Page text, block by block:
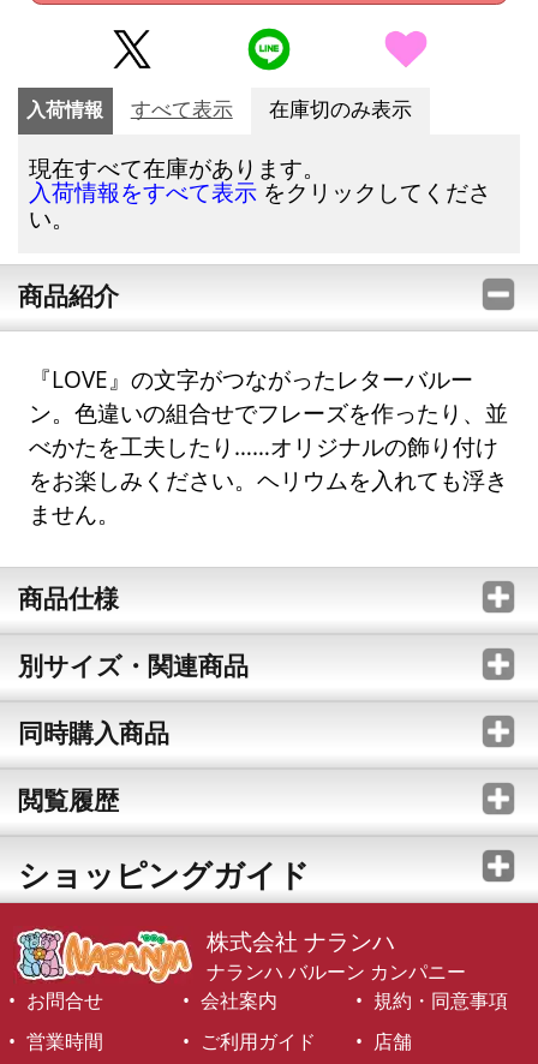
入荷情報 すべて表示 在庫切のみ表示
現在すべて在庫があります。
入荷情報をすべて表示 をクリックしてくださ
い。
商品紹介
『LOVE』の文字がつながったレターバルー
ン。色違いの組合せでフレーズを作ったり、並
べかたを工夫したり……オリジナルの飾り付け
をお楽しみください。ヘリウムを入れても浮き
ません。
商品仕様
別サイズ・関連商品
同時購入商品
閲覧履歴
ショッピングガイド
株式会社 ナランハ
ナランハ バルーン カンパニー
お問合せ
会社案内
規約・同意事項
営業時間
ご利用ガイド 店舗